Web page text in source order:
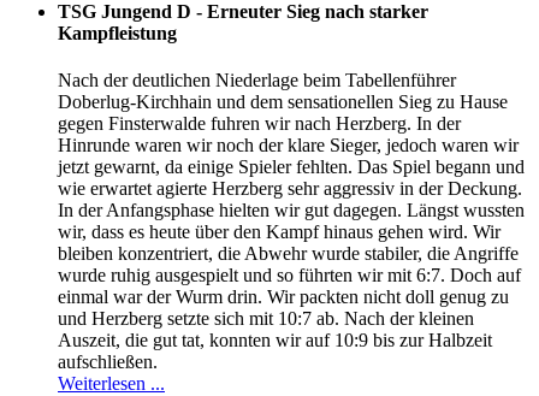
TSG Jungend D - Erneuter Sieg nach starker
Kampfleistung
Nach der deutlichen Niederlage beim Tabellenführer
Doberlug-Kirchhain und dem sensationellen Sieg zu Hause
gegen Finsterwalde fuhren wir nach Herzberg. In der
Hinrunde waren wir noch der klare Sieger, jedoch waren wir
jetzt gewarnt, da einige Spieler fehlten. Das Spiel begann und
wie erwartet agierte Herzberg sehr aggressiv in der Deckung.
In der Anfangsphase hielten wir gut dagegen. Längst wussten
wir, dass es heute über den Kampf hinaus gehen wird. Wir
bleiben konzentriert, die Abwehr wurde stabiler, die Angriffe
wurde ruhig ausgespielt und so führten wir mit 6:7. Doch auf
einmal war der Wurm drin. Wir packten nicht doll genug zu
und Herzberg setzte sich mit 10:7 ab. Nach der kleinen
Auszeit, die gut tat, konnten wir auf 10:9 bis zur Halbzeit
aufschließen.
Weiterlesen ...